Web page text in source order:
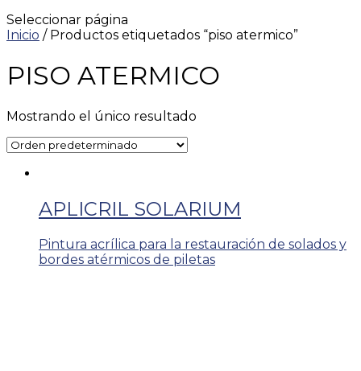
Seleccionar página
Inicio / Productos etiquetados “piso atermico”
PISO ATERMICO
Mostrando el único resultado
APLICRIL SOLARIUM
Pintura acrílica para la restauración de solados y
bordes atérmicos de piletas